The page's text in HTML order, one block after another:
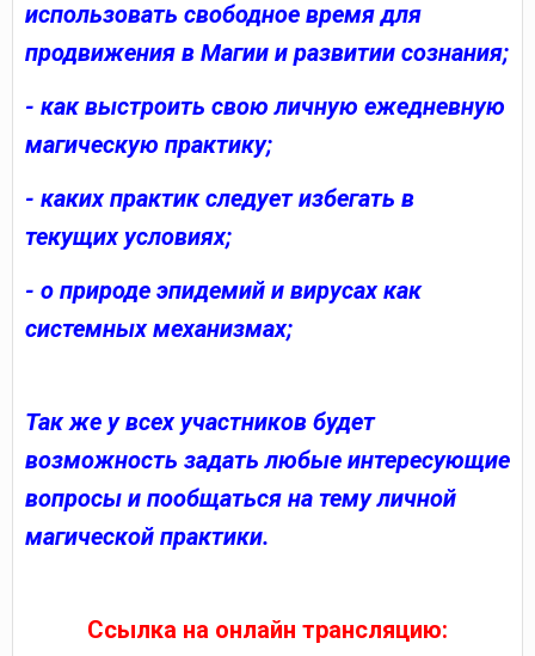
использовать свободное время для
продвижения в Магии и развитии сознания;
- как выстроить свою личную ежедневную
магическую практику;
- каких практик следует избегать в
текущих условиях;
- о природе эпидемий и вирусах как
системных механизмах;
Так же у всех участников будет
возможность задать любые интересующие
вопросы и пообщаться на тему личной
магической практики.
Ссылка на онлайн трансляцию: